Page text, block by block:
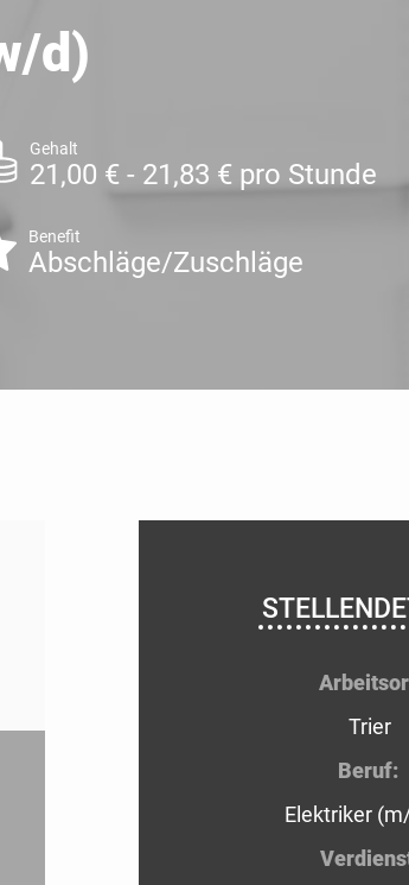
d)
Gehalt
21,00 € - 21,83 € pro Stunde
Benefit
Abschläge/Zuschläge
Trier
Beruf:
Elektriker